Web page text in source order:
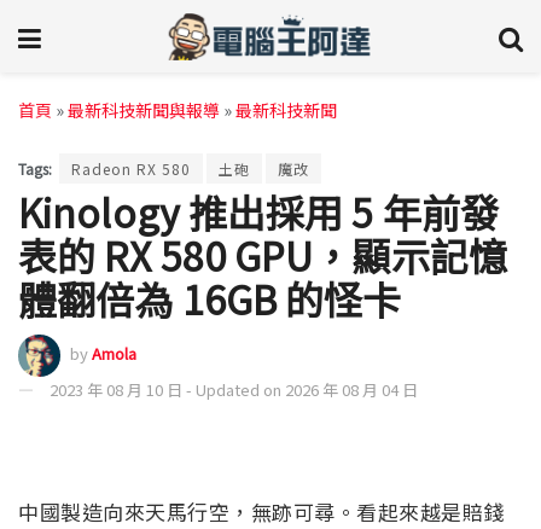
首頁 »最新科技新聞與報導 »最新科技新聞
Tags: Radeon RX 580 土砲 魔改
Kinology 推出採用 5 年前發
表的 RX 580 GPU，顯示記憶
體翻倍為 16GB 的怪卡
byAmola
2023 年 08 月 10 日 - Updated on 2026 年 08 月 04 日
中國製造向來天馬行空，無跡可尋。看起來越是賠錢